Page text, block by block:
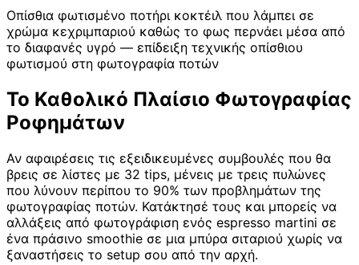
Οπίσθια φωτισμένο ποτήρι κοκτέιλ που λάμπει σε
χρώμα κεχριμπαριού καθώς το φως περνάει μέσα από
το διαφανές υγρό — επίδειξη τεχνικής οπίσθιου
φωτισμού στη φωτογραφία ποτών
Το Καθολικό Πλαίσιο Φωτογραφίας
Ροφημάτων
Αν αφαιρέσεις τις εξειδικευμένες συμβουλές που θα
βρεις σε λίστες με 32 tips, μένεις με τρεις πυλώνες
που λύνουν περίπου το 90% των προβλημάτων της
φωτογραφίας ποτών. Κατάκτησέ τους και μπορείς να
αλλάξεις από φωτογράφιση ενός espresso martini σε
ένα πράσινο smoothie σε μια μπύρα σιταριού χωρίς να
ξαναστήσεις το setup σου από την αρχή.